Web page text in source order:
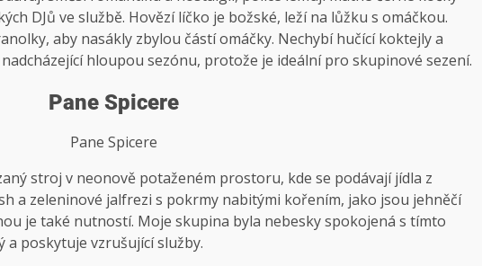
DJů ve službě. Hovězí líčko je božské, leží na lůžku s omáčkou.
aby nasákly zbylou částí omáčky. Nechybí hučící koktejly a
hloupou sezónu, protože je ideální pro skupinové sezení.
Pane Spicere
Pane Spicere
stroj v neonově potaženém prostoru, kde se podávají jídla z
a zeleninové jalfrezi s pokrmy nabitými kořením, jako jsou jehněčí
je také nutností. Moje skupina byla nebesky spokojená s tímto
a poskytuje vzrušující služby.